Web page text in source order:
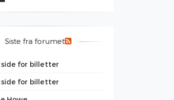
Siste fra forumet
for billetter
for billetter